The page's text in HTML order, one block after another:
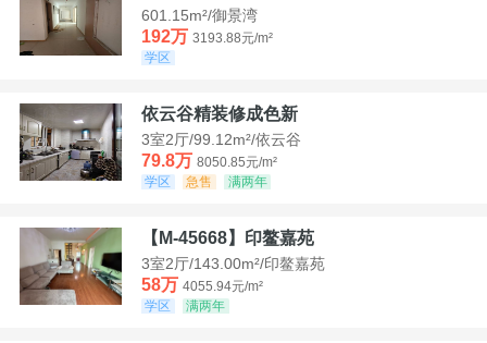
601.15m²/御景湾
192万 3193.88元/m²
学区
依云谷精装修成色新
3室2厅/99.12m²/依云谷
79.8万 8050.85元/m²
学区
急售 满两年
【M-45668】印鳌嘉苑
3室2厅/143.00m²/印鳌嘉苑
58万 4055.94元/m²
学区
满两年